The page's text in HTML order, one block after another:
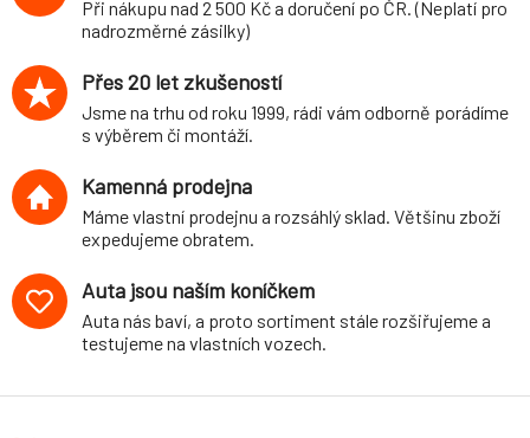
Při nákupu nad 2 500 Kč a doručení po ČR. (Neplatí pro
nadrozměrné zásilky)
Přes 20 let zkušeností
Jsme na trhu od roku 1999, rádi vám odborně porádíme
s výběrem či montáží.
Kamenná prodejna
Máme vlastní prodejnu a rozsáhlý sklad. Většinu zboží
expedujeme obratem.
Auta jsou naším koníčkem
Auta nás baví, a proto sortiment stále rozšiřujeme a
testujeme na vlastních vozech.